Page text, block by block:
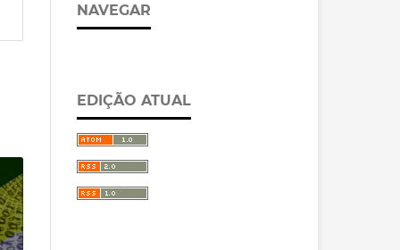
NAVEGAR
EDIÇÃO ATUAL